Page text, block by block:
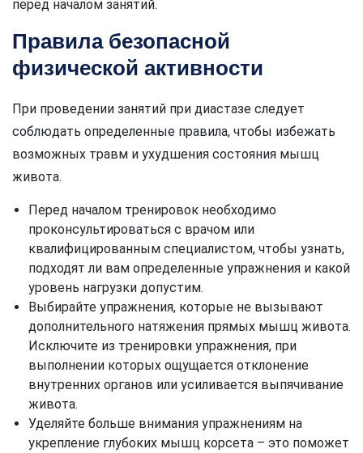
перед началом занятий.
Правила безопасной
физической активности
При проведении занятий при диастазе следует
соблюдать определенные правила, чтобы избежать
возможных травм и ухудшения состояния мышц
живота.
Перед началом тренировок необходимо
проконсультироваться с врачом или
квалифицированным специалистом, чтобы узнать,
подходят ли вам определенные упражнения и какой
уровень нагрузки допустим.
Выбирайте упражнения, которые не вызывают
дополнительного натяжения прямых мышц живота.
Исключите из тренировки упражнения, при
выполнении которых ощущается отклонение
внутренних органов или усиливается выпячивание
живота.
Уделяйте больше внимания упражнениям на
укрепление глубоких мышц корсета – это поможет